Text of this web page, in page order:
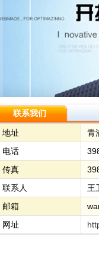
联系我们
地址
青
电话
传真
联系人
邮箱
网址